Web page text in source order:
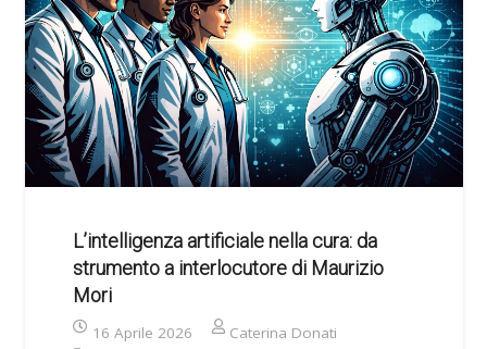
L’intelligenza artificiale nella cura: da
strumento a interlocutore di Maurizio
Mori
16 Aprile 2026
Caterina Donati